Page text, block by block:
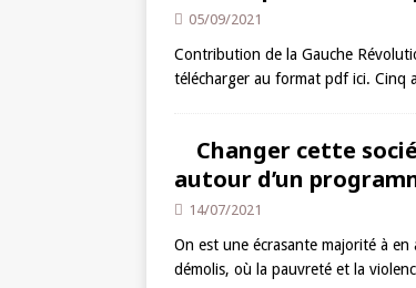
05/09/2021
Contribution de la Gauche
télécharger au format pdf ici. Cinq
Changer cette
autour d’un
14/07/2021
On est une écrasante majorité à
démolis, où la pauvreté et la